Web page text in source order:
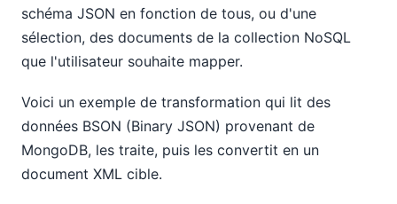
schéma JSON en fonction de tous, ou d'une
sélection, des documents de la collection NoSQL
que l'utilisateur souhaite mapper.
Voici un exemple de transformation qui lit des
données BSON (Binary JSON) provenant de
MongoDB, les traite, puis les convertit en un
document XML cible.